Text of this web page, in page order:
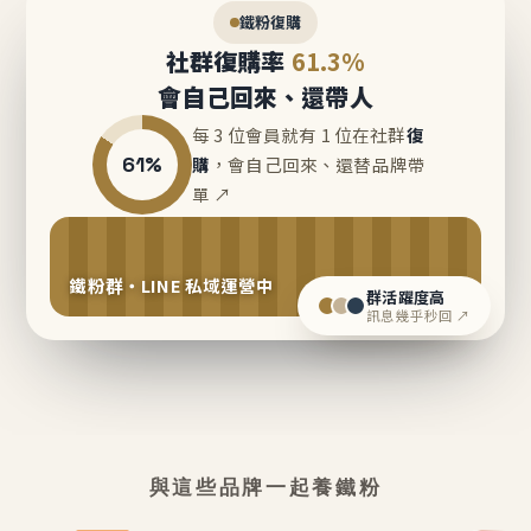
鐵粉復購
社群復購率 61.3%
會自己回來、還帶人
61%
每 3 位會員就有 1 位在社群復
購 ，會自己回來、還替品牌帶
單 ↗
鐵粉群・LINE 私域運營中 群活躍度高
訊息幾乎秒回 ↗
與這些品牌一起養鐵粉